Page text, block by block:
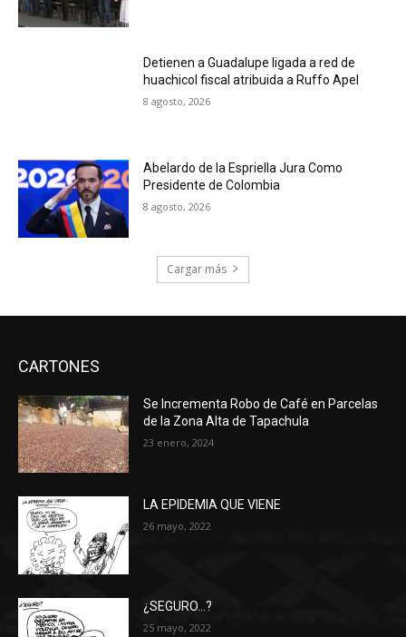
Detienen a Guadalupe ligada a red de
huachicol fiscal atribuida a Ruffo Apel
8 agosto, 2026
Abelardo de la Espriella Jura Como
Presidente de Colombia
8 agosto, 2026
Cargar más
CARTONES
Se Incrementa Robo de Café en Parcelas
de la Zona Alta de Tapachula
23 enero, 2024
LA EPIDEMIA QUE VIENE
26 mayo, 2022
¿SEGURO…?
25 mayo, 2022